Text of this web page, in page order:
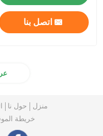
اتصل بنا
منزل حول نا
خريطة